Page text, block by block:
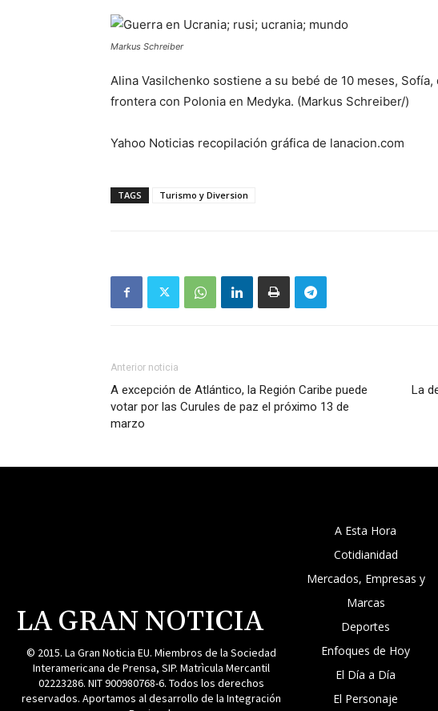
Markus Schreiber
Alina Vasilchenko sostiene a su bebé de 10 meses,
frontera con Polonia en Medyka. (Markus Schreiber/)
Yahoo Noticias recopilación gráfica de lanacion.com
TAGS Turismo y Diversion
Anterior noticia
A excepción de Atlántico, la Región Caribe puede
votar por las Curules de paz el próximo 13 de
marzo
La
LA GRAN NOTICIA
© 2015. La Gran Noticia EU. Miembros de la Sociedad
Interamericana de Prensa, SIP. Matrìcula Mercantil
02223286. NIT 900980768-6. Todos los derechos
reservados. Aportamos al desarrollo de la Integración
A Esta Hora
Cotidianidad
Mercados, Empresas y
Marcas
Deportes
Enfoques de Hoy
El Día a Día
El Personaje